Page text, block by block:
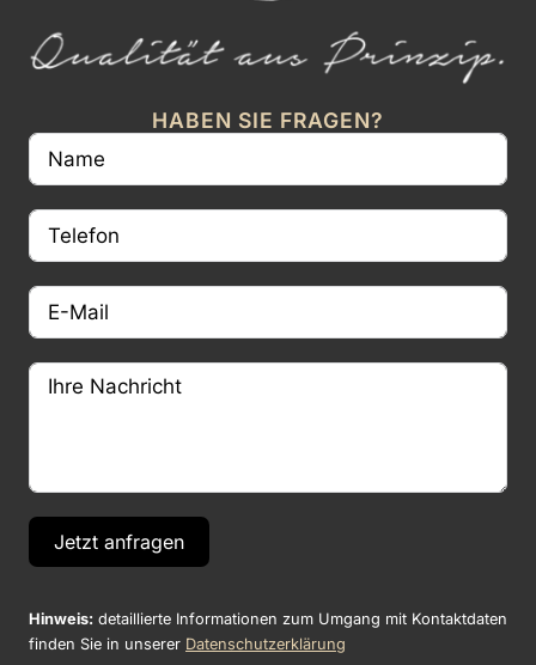
HABEN SIE FRAGEN?
Jetzt anfragen
Hinweis: detaillierte Informationen zum Umgang mit Kontaktdaten
finden Sie in unserer Datenschutzerklärung